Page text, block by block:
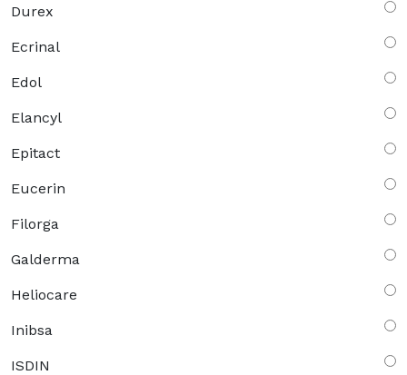
Durex
Ecrinal
Edol
Elancyl
Epitact
Eucerin
Filorga
Galderma
Heliocare
Inibsa
ISDIN